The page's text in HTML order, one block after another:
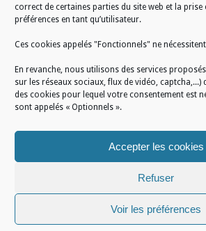
correct de certaines parties du site web et la prise
préférences en tant qu’utilisateur.
Ces cookies appelés "Fonctionnels" ne
En revanche, nous utilisons des services
sur les réseaux sociaux, flux de vidéo, captcha,...)
des cookies pour lequel votre consentement est
sont appelés « Optionnels ».
Accepter les cookies
Refuser
Voir les préférences
RÉALISATION
Mentions légales/Plan du site/Politique de